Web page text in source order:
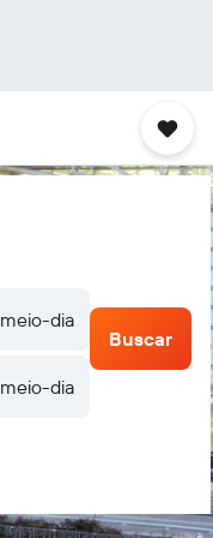
meio-dia
meio-dia
Buscar